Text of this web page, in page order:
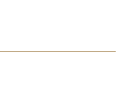
d'une agréable
idéal pour
à la